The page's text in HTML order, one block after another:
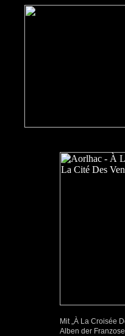
Mit „À La Croisée
Alben der